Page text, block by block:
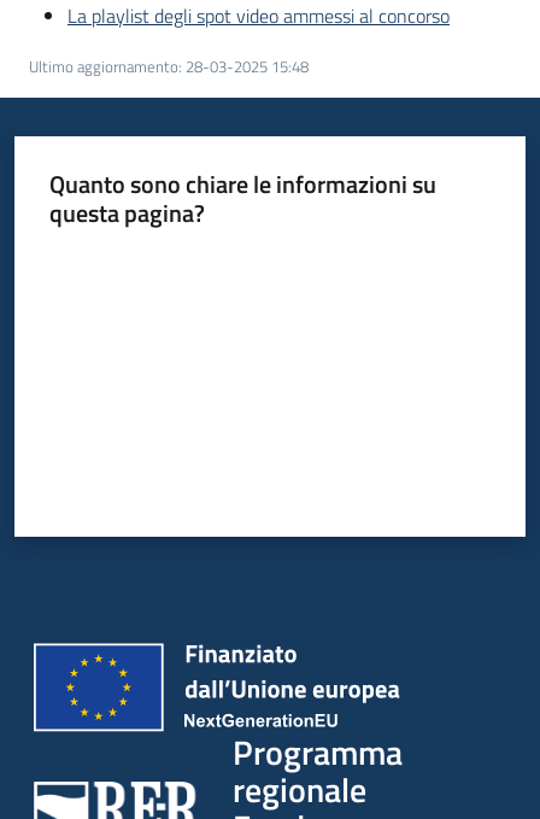
La playlist degli spot video ammessi al concorso
Ultimo aggiornamento: 28-03-2025 15:48
Quanto sono chiare le informazioni su
questa pagina?
Programma
regionale